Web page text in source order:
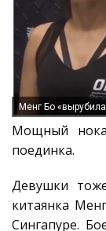
Менг Бо
Мощный
поединка.
Девушки
китаянка
Сингапуре.